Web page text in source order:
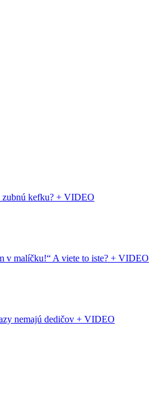
kefku? + VIDEO
v malíčku!“ A viete to iste? + VIDEO
nemajú dedičov + VIDEO